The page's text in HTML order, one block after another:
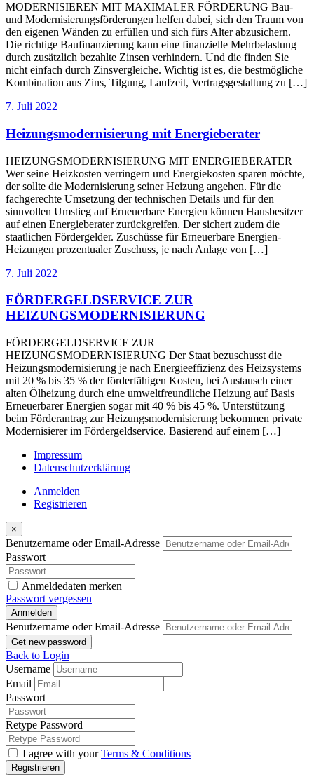
MODERNISIEREN MIT MAXIMALER FÖRDERUNG Bau-
und Modernisierungsförderungen helfen dabei, sich den Traum von
den eigenen Wänden zu erfüllen und sich fürs Alter abzusichern.
Die richtige Baufinanzierung kann eine finanzielle Mehrbelastung
durch zusätzlich bezahlte Zinsen verhindern. Und die finden Sie
nicht einfach durch Zinsvergleiche. Wichtig ist es, die bestmögliche
Kombination aus Zins, Tilgung, Laufzeit, Vertragsgestaltung zu […]
7. Juli 2022
Heizungsmodernisierung mit Energieberater
HEIZUNGSMODERNISIERUNG MIT ENERGIEBERATER
Wer seine Heizkosten verringern und Energiekosten sparen möchte,
der sollte die Modernisierung seiner Heizung angehen. Für die
fachgerechte Umsetzung der technischen Details und für den
sinnvollen Umstieg auf Erneuerbare Energien können Hausbesitzer
auf einen Energieberater zurückgreifen. Der sichert zudem die
staatlichen Fördergelder. Zuschüsse für Erneuerbare Energien-
Heizungen prozentualer Zuschuss, je nach Anlage von […]
7. Juli 2022
FÖRDERGELDSERVICE ZUR
HEIZUNGSMODERNISIERUNG
FÖRDERGELDSERVICE ZUR
HEIZUNGSMODERNISIERUNG Der Staat bezuschusst die
Heizungsmodernisierung je nach Energieeffizienz des Heizsystems
mit 20 % bis 35 % der förderfähigen Kosten, bei Austausch einer
alten Ölheizung durch eine umweltfreundliche Heizung auf Basis
Erneuerbarer Energien sogar mit 40 % bis 45 %. Unterstützung
beim Förderantrag zur Heizungsmodernisierung bekommen private
Modernisierer im Fördergeldservice. Basierend auf einem […]
Impressum
Datenschutzerklärung
Anmelden
Registrieren
×
Benutzername oder Email-Adresse
Passwort
Anmeldedaten merken
Passwort vergessen
Anmelden
Benutzername oder Email-Adresse
Get new password
Back to Login
Username
Email
Passwort
Retype Password
I agree with yourTerms & Conditions
Registrieren